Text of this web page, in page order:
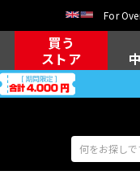
For
買う
ストア